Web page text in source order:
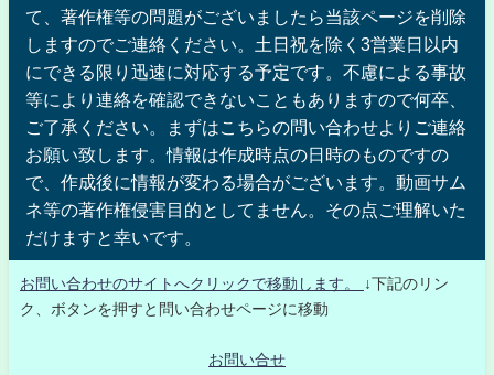
て、著作権等の問題がございましたら当該ページを削除
しますのでご連絡ください。土日祝を除く3営業日以内
にできる限り迅速に対応する予定です。不慮による事故
等により連絡を確認できないこともありますので何卒、
ご了承ください。まずはこちらの問い合わせよりご連絡
お願い致します。情報は作成時点の日時のものですの
で、作成後に情報が変わる場合がございます。動画サム
ネ等の著作権侵害目的としてません。その点ご理解いた
だけますと幸いです。
お問い合わせのサイトへクリックで移動します。
↓下記のリン
ク、ボタンを押すと問い合わせページに移動
お問い合せ